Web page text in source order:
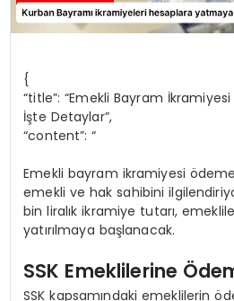
{
“title”: “Emekli Bayram
İşte Detaylar”,
“content”: “
Emekli bayram ikramiyesi
emekli ve hak sahibini
bin liralık ikramiye tutarı,
yatırılmaya başlanacak.
SSK Emeklilerine
SSK kapsamındaki emeklilerin